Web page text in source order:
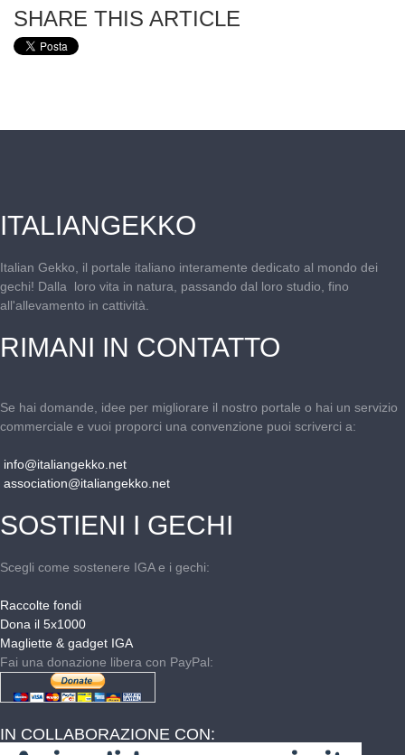
SHARE THIS ARTICLE
ITALIANGEKKO
Italian Gekko, il portale italiano interamente dedicato al mondo dei
gechi! Dalla loro vita in natura, passando dal loro studio, fino
all'allevamento in cattività.
RIMANI IN CONTATTO
Se hai domande, idee per migliorare il nostro portale o hai un servizio
commerciale e vuoi proporci una convenzione puoi scriverci a:
info@italiangekko.net
association@italiangekko.net
SOSTIENI I GECHI
Scegli come sostenere IGA e i gechi:
Raccolte fondi
Dona il 5x1000
Magliette & gadget IGA
Fai una donazione libera con PayPal:
IN COLLABORAZIONE CON: